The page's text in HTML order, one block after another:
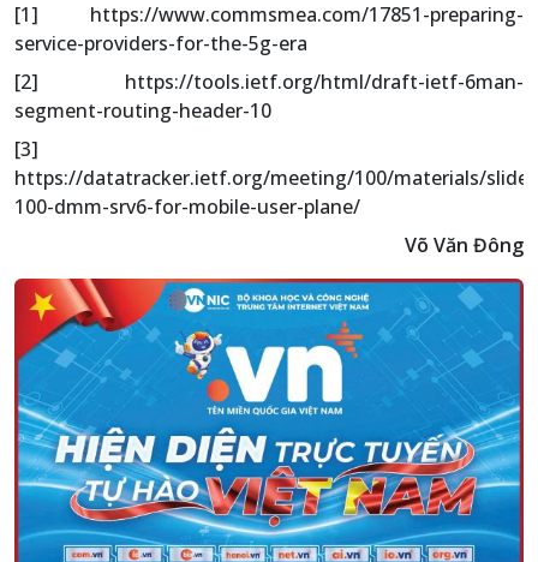
[1] https://www.commsmea.com/17851-preparing-
service-providers-for-the-5g-era
[2] https://tools.ietf.org/html/draft-ietf-6man-
segment-routing-header-10
[3]
https://datatracker.ietf.org/meeting/100/materials/
100-dmm-srv6-for-mobile-user-plane/
Võ Văn Đông